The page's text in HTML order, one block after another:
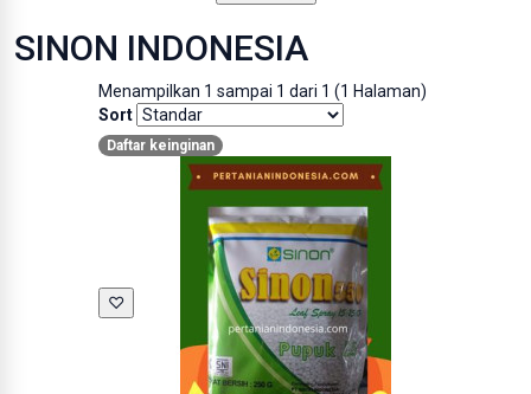
SINON INDONESIA
Menampilkan 1 sampai 1 dari 1 (1 Halaman)
Sort
Daftar keinginan
♡